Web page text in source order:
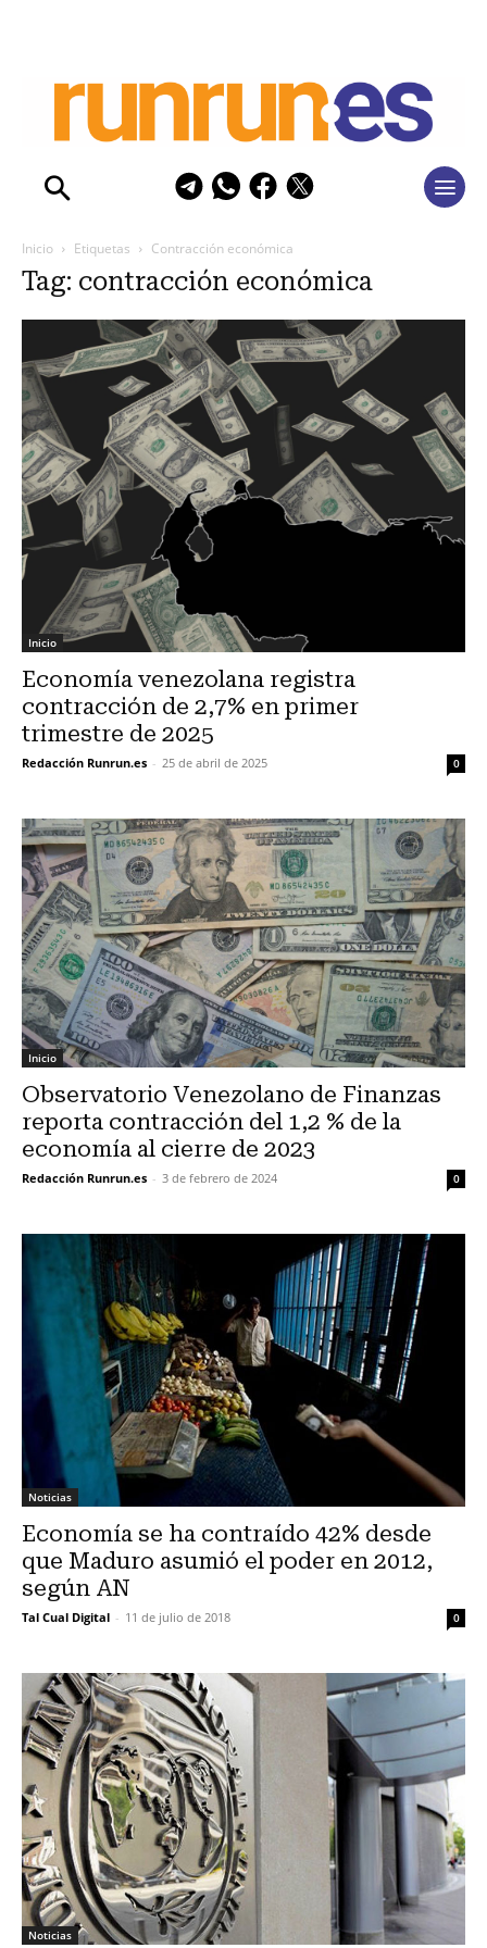
Inicio Etiquetas Contracción económica
Tag: contracción económica
Inicio
Economía venezolana registra
contracción de 2,7% en primer
trimestre de 2025
Redacción Runrun.es - 25 de abril de 2025 0
Inicio
Observatorio Venezolano de Finanzas
reporta contracción del 1,2 % de la
economía al cierre de 2023
Redacción Runrun.es - 3 de febrero de 2024 0
Noticias
Economía se ha contraído 42% desde
que Maduro asumió el poder en 2012,
según AN
Tal Cual Digital - 11 de julio de 2018 0
Noticias